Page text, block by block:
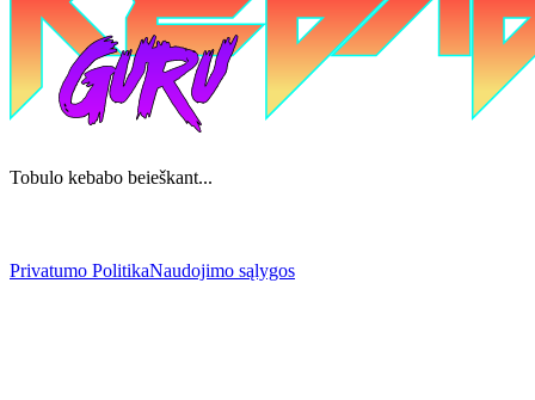
Tobulo kebabo beieškant...
Privatumo PolitikaNaudojimo sąlygos